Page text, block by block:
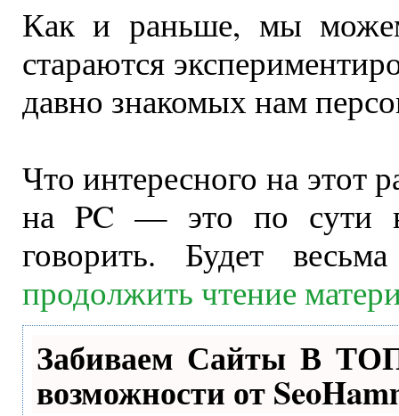
Как и раньше, мы можем
стараются
давно знакомых нам
Что интересного на этот
на PC — это по сути
говорить. Будет
продолжить чтение
Забиваем Сайты В
возможности от